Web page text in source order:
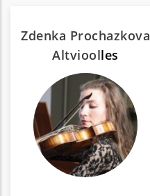
Zdenka Prochazkova
Altvioolles